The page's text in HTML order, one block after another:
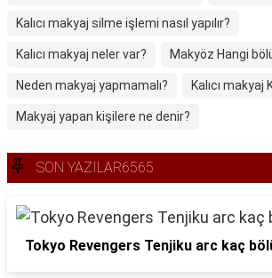
Kalıcı makyaj silme işlemi nasıl yapılır?
Kalıcı makyaj neler var? Makyöz Hangi
Neden makyaj yapmamalı? Kalıcı makyaj
Makyaj yapan kişilere ne denir?
SON YAZILAR6565
Tokyo Revengers Tenjiku arc kaç